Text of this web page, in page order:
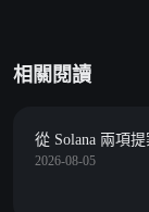
相關閱讀
從 Solana 兩項
2026-08-05